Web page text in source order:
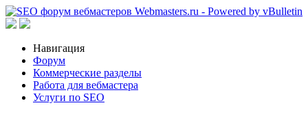
Навигация
Форум
Коммерческие разделы
Работа для вебмастера
Услуги по SEO